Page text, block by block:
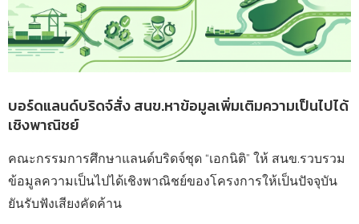
บอร์ดแลนด์บริดจ์สั่ง สนข.หาข้อมูลเพิ่มเติมความเป็นไปได้
เชิงพาณิชย์
คณะกรรมการศึกษาแลนด์บริดจ์ชุด “เอกนิติ” ให้ สนข.รวบรวม
ข้อมูลความเป็นไปได้เชิงพาณิชย์ของโครงการให้เป็นปัจจุบัน
ยันรับฟังเสียงคัดค้าน